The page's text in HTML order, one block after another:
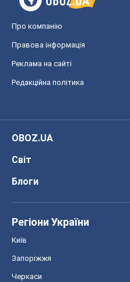
Про компанію
Правова інформація
Реклама на сайті
Редакційна політика
OBOZ.UA
Світ
Блоги
Регіони України
Київ
Запоріжжя
Черкаси